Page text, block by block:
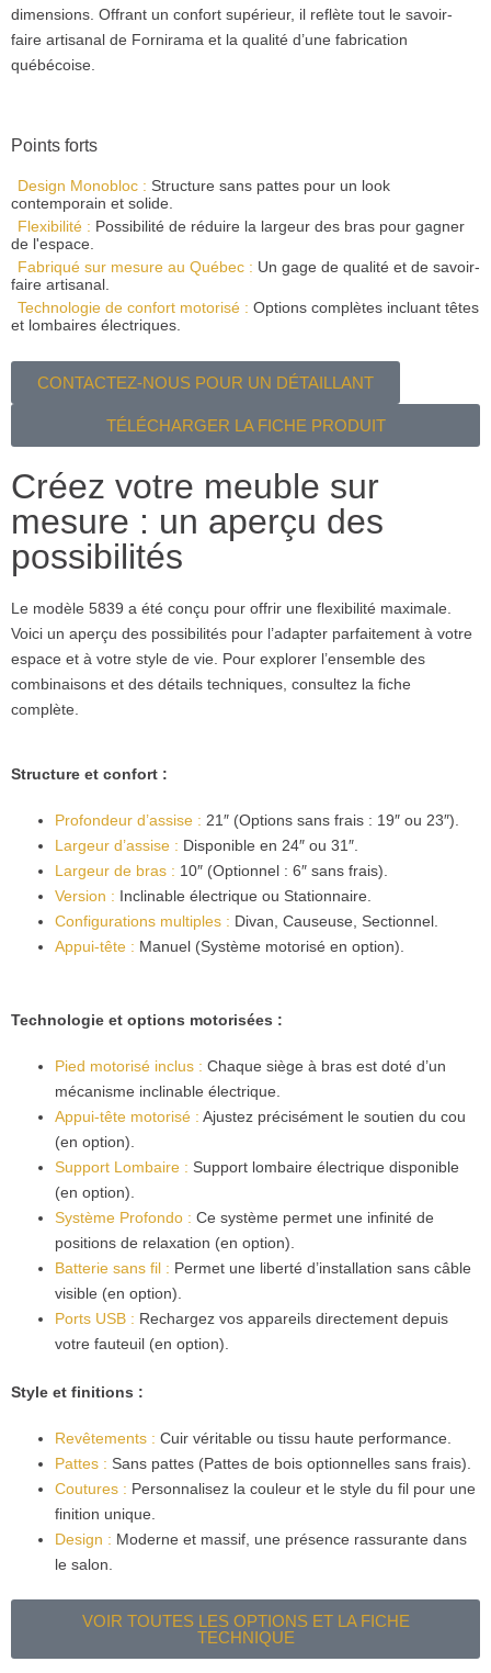
dimensions. Offrant un confort supérieur, il reflète tout le savoir-
faire artisanal de Fornirama et la qualité d’une fabrication
québécoise.
Points forts
Design Monobloc : Structure sans pattes pour un look
contemporain et solide.
Flexibilité : Possibilité de réduire la largeur des bras pour gagner
de l'espace.
Fabriqué sur mesure au Québec : Un gage de qualité et de savoir-
faire artisanal.
Technologie de confort motorisé : Options complètes incluant têtes
et lombaires électriques.
CONTACTEZ-NOUS POUR UN DÉTAILLANT
TÉLÉCHARGER LA FICHE PRODUIT
Créez votre meuble sur
mesure : un aperçu des
possibilités
Le modèle 5839 a été conçu pour offrir une flexibilité maximale.
Voici un aperçu des possibilités pour l’adapter parfaitement à votre
espace et à votre style de vie. Pour explorer l’ensemble des
combinaisons et des détails techniques, consultez la fiche
complète.
Structure et confort :
Profondeur d’assise : 21″ (Options sans frais : 19″ ou 23″).
Largeur d’assise : Disponible en 24″ ou 31″.
Largeur de bras : 10″ (Optionnel : 6″ sans frais).
Version : Inclinable électrique ou Stationnaire.
Configurations multiples : Divan, Causeuse, Sectionnel.
Appui-tête : Manuel (Système motorisé en option).
Technologie et options motorisées :
Pied motorisé inclus : Chaque siège à bras est doté d’un
mécanisme inclinable électrique.
Appui-tête motorisé : Ajustez précisément le soutien du cou
(en option).
Support Lombaire : Support lombaire électrique disponible
(en option).
Système Profondo : Ce système permet une infinité de
positions de relaxation (en option).
Batterie sans fil : Permet une liberté d’installation sans câble
visible (en option).
Ports USB : Rechargez vos appareils directement depuis
votre fauteuil (en option).
Style et finitions :
Revêtements : Cuir véritable ou tissu haute performance.
Pattes : Sans pattes (Pattes de bois optionnelles sans frais).
Coutures : Personnalisez la couleur et le style du fil pour une
finition unique.
Design : Moderne et massif, une présence rassurante dans
le salon.
VOIR TOUTES LES OPTIONS ET LA FICHE
TECHNIQUE